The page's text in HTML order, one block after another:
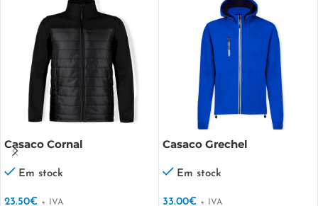
Casaco Cornal
Em stock
23.50€ + IVA
Casaco Grechel
Em stock
33.00€ + IVA